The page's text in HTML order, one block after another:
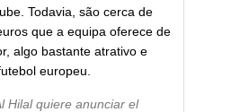
Todavia, são cerca de
que a equipa oferece de
algo bastante atrativo e
europeu.
Hilal quiere anunciar el